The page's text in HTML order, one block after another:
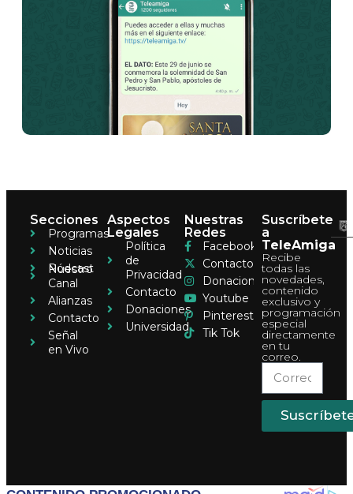
Secciones
Programas
Noticias
Pódcast
Nuestro
Canal
Alianzas
Contacto
Señal
en Vivo
Aspectos
Legales
Política
de
Privacidad
Contacto
Donaciones
Universidad
Nuestras
Redes
Facebook
Contacto
Donaciones
Youtube
Pinterest
Tik Tok
Suscríbete
a
TeleAmiga
Recibe
todas las
novedades,
contenido
exclusivo y
programación
especial
directamente
en tu
correo.